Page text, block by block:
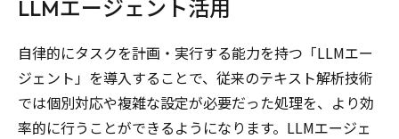
LLMエージェント活用
自律的にタスクを計画・実行する能力を持つ「LLMエー
ジェント」を導入することで、従来のテキスト解析技術
では個別対応や複雑な設定が必要だった処理を、より効
率的に行うことができるようになります。LLMエージェ